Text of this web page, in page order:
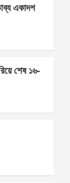
একাদশ
শেষ ১৬-